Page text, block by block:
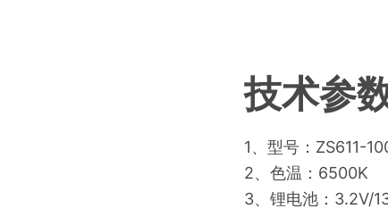
技术参
1、型号：ZS611-
2、色温：6500K
3、锂电池：3.2V/